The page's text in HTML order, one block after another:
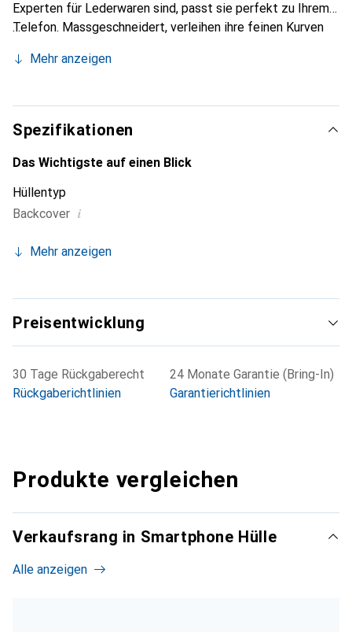
Experten für Lederwaren sind, passt sie perfekt zu Ihrem
Telefon. Massgeschneidert, verleihen ihre feinen Kurven
unverzichtbaren Accessoire für Ihr Smartphone.
die Marke Noreve eine sichere Wahl für eine
anspruchsvolle Kundschaft.
Mehr anzeigen
Spezifikationen
Das Wichtigste auf einen Blick
Hüllentyp
Backcover i
Mehr anzeigen
Preisentwicklung
30 Tage Rückgaberecht
Rückgaberichtlinien
24 Monate Garantie (Bring-In)
Garantierichtlinien
Produkte vergleichen
Verkaufsrang in Smartphone Hülle
Alle anzeigen